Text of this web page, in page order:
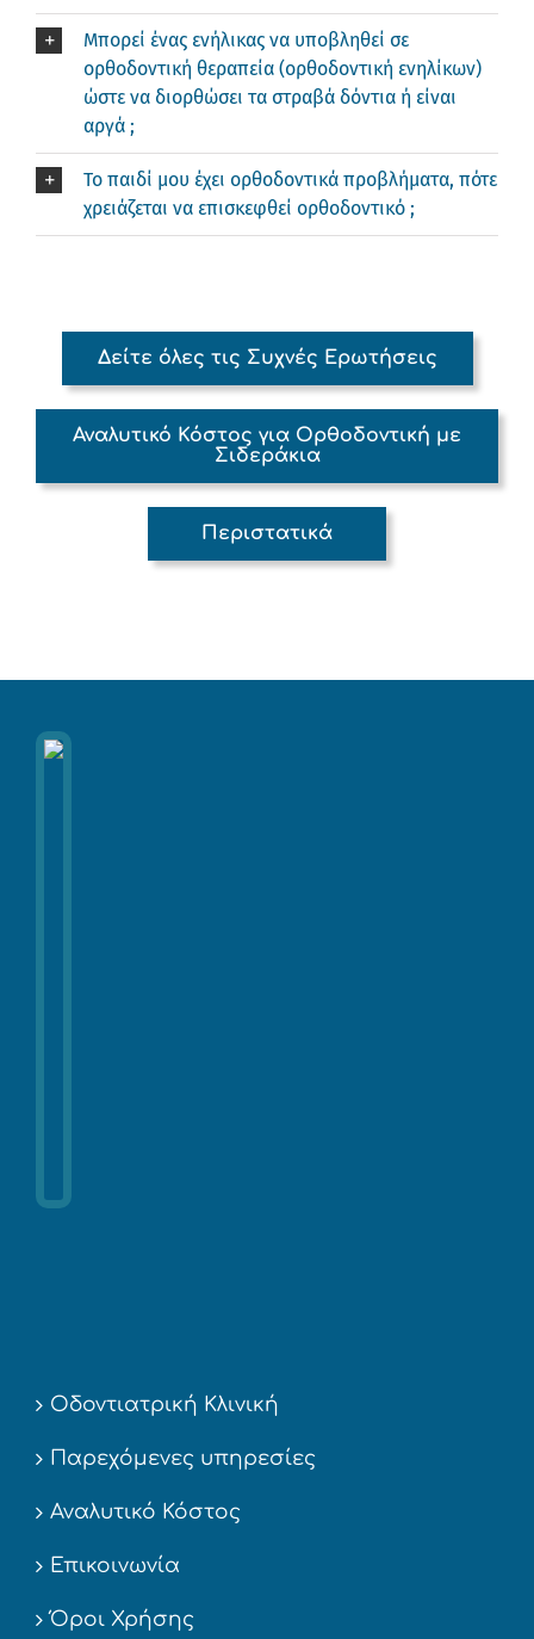
Μπορεί ένας ενήλικας να υποβληθεί σε
ορθοδοντική θεραπεία (ορθοδοντική ενηλίκων)
ώστε να διορθώσει τα στραβά δόντια ή είναι
αργά ;
Το παιδί μου έχει ορθοδοντικά προβλήματα, πότε
χρειάζεται να επισκεφθεί ορθοδοντικό ;
Δείτε όλες τις Συχνές Ερωτήσεις
Αναλυτικό Κόστος για Ορθοδοντική με
Σιδεράκια
Περιστατικά
Οδοντιατρική Κλινική
Παρεχόμενες υπηρεσίες
Αναλυτικό Κόστος
Επικοινωνία
Όροι Χρήσης